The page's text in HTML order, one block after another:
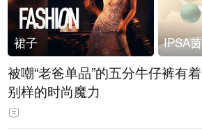
裙子
被嘲“老爸单品”的五分牛仔裤有着
别样的时尚魔力